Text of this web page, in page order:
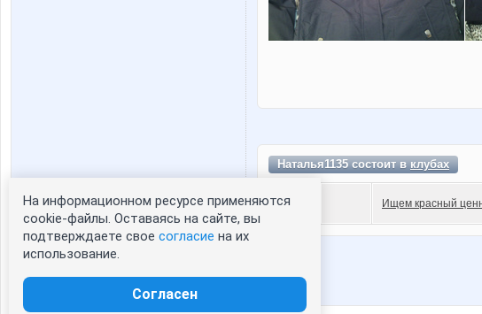
Статистика портрета:
сейчас просматривают портрет - 0
зарегистрированные пользователи
Наталья1135 состоит вклубах
Ищем красный
На информационном ресурсе применяются
cookie-файлы. Оставаясь на сайте, вы
подтверждаете свое согласие на их
использование.
Согласен